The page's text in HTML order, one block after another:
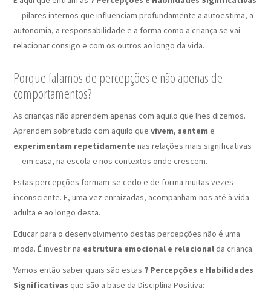
— pilares internos que influenciam profundamente a autoestima, a
autonomia, a responsabilidade e a forma como a criança se vai
relacionar consigo e com os outros ao longo da vida.
Porque falamos de percepções e não apenas de
comportamentos?
As crianças não aprendem apenas com aquilo que lhes dizemos.
Aprendem sobretudo com aquilo quevivem, sentem e
experimentam repetidamente nas relações mais significativas
— em casa, na escola e nos contextos onde crescem.
Estas percepções formam-se cedo e de forma muitas vezes
inconsciente. E, uma vez enraizadas, acompanham-nos até à vida
adulta e ao longo desta.
Educar para o desenvolvimento destas percepções não é uma
moda. É investir na estrutura emocional e relacionalda criança.
Vamos então saber quais são estas 7 Percepções e Habilidades
Significativas que são a base da Disciplina Positiva: